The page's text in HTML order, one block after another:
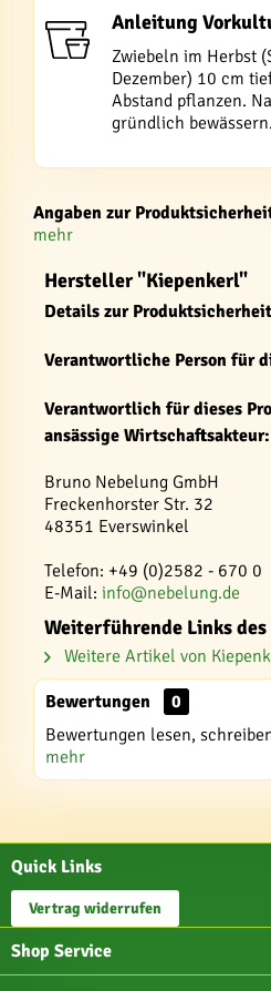
Anleitung
Zwiebeln im Herbst
Dezember) 10 cm
Abstand pflanzen.
gründlich bewässern.
Angaben zur
mehr
Hersteller "Kiepenkerl"
Details zur
Verantwortliche Person für
Verantwortlich für dieses
ansässige Wirtschaftsakteur:
Bruno Nebelung GmbH
Freckenhorster Str. 32
48351 Everswinkel
Telefon: +49 (0)2582 - 670 0
E-Mail: info@nebelung.de
Weiterführende Links
Weitere Artikel von
Bewertungen
0
Bewertungen lesen,
mehr
Quick Links
Vertrag widerrufen
Shop Service